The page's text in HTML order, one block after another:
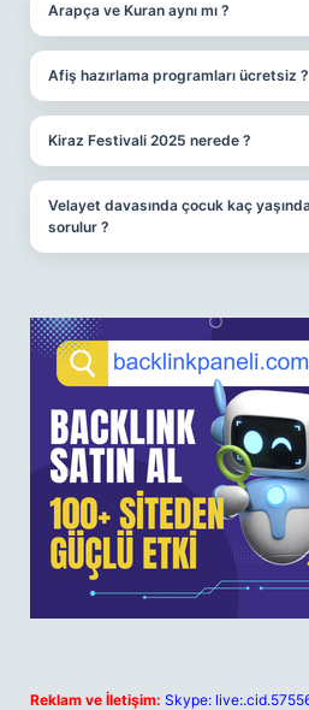
Arapça ve Kuran aynı mı ?
Afiş hazırlama programları ücretsiz ?
Kiraz Festivali 2025 nerede ?
Velayet davasında çocuk kaç
sorulur ?
Reklam ve İletişim: Skype: